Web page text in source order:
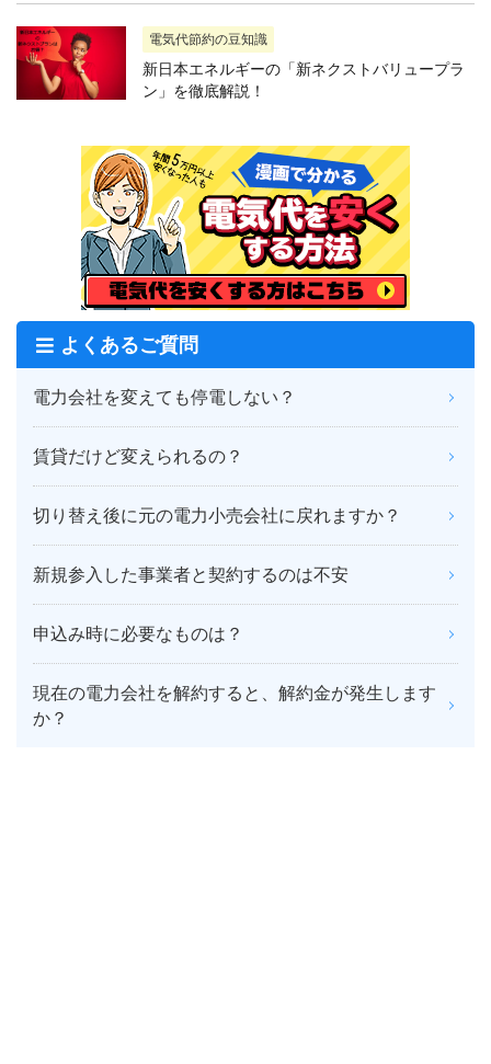
電気代節約の豆知識
新日本エネルギーの「新ネクストバリュープラ
ン」を徹底解説！
よくあるご質問
電力会社を変えても停電しない？
賃貸だけど変えられるの？
切り替え後に元の電力小売会社に戻れますか？
新規参入した事業者と契約するのは不安
申込み時に必要なものは？
現在の電力会社を解約すると、解約金が発生します
か？